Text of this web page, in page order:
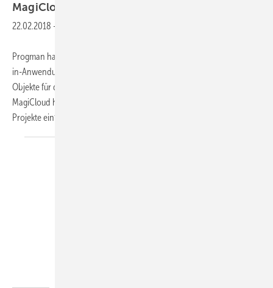
MagiCloud Connect für
22.02.2018 -
Progman hat mit MagiCloud Connect für Revit eine kostenfreie Add-
in-Anwendung für Revit veröffentlicht. Mit ihr kann der Benutzer BIM-
Objekte für die TGA-Planung von der Online-BIM-Plattform
MagiCloud herunterladen und direkt im RFA-Format in native Revit-
Projekte einfügen. MagiCloud ist